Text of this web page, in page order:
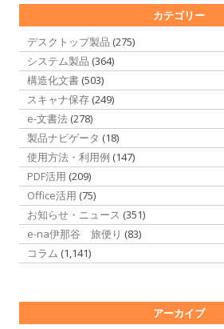
カテゴリー
デスクトップ製品 (275)
システム製品 (364)
構造化文書 (503)
スキャナ保存 (249)
e-文書法 (278)
製品ナビゲータ (18)
使用方法・利用例 (147)
PDF活用 (209)
Office活用 (75)
お知らせ・ニュース (351)
e-na伊那谷 旅便り (83)
コラム (1,141)
アーカイブ